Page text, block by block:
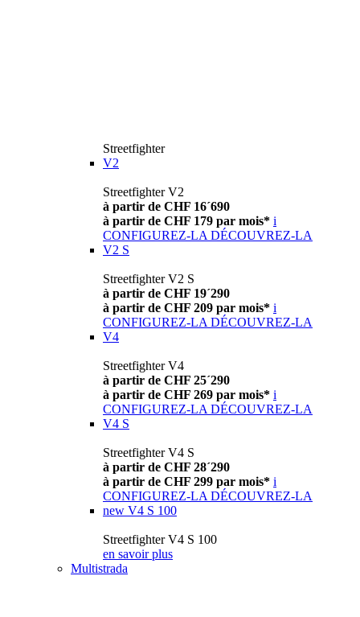
Streetfighter
V2
Streetfighter V2
à partir de CHF 16´690
à partir de CHF 179 par mois* i
CONFIGUREZ-LA DÉCOUVREZ-LA
V2 S
Streetfighter V2 S
à partir de CHF 19´290
à partir de CHF 209 par mois* i
CONFIGUREZ-LA DÉCOUVREZ-LA
V4
Streetfighter V4
à partir de CHF 25´290
à partir de CHF 269 par mois* i
CONFIGUREZ-LA DÉCOUVREZ-LA
V4 S
Streetfighter V4 S
à partir de CHF 28´290
à partir de CHF 299 par mois* i
CONFIGUREZ-LA DÉCOUVREZ-LA
new V4 S 100
Streetfighter V4 S 100
en savoir plus
Multistrada